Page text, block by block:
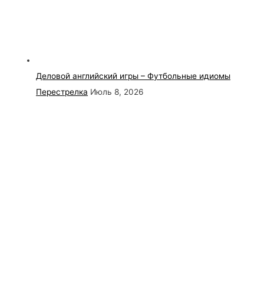
Деловой английский игры – Футбольные идиомы
Перестрелка Июль 8, 2026